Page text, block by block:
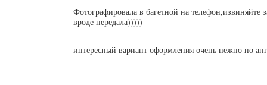
Фотографировала в багетной на телефон,извиняйте
вроде передала)))))
интересный вариант оформления очень нежно по